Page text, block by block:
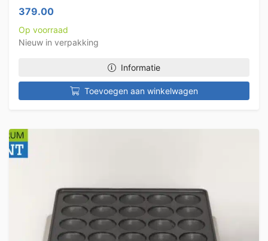
379.00
Op voorraad
Nieuw in verpakking
Informatie
Toevoegen aan winkelwagen